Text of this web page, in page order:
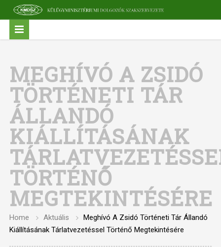
MEGHÍVÓ A ZSIDÓ
TÖRTÉNETI TÁR
ÁLLANDÓ
KIÁLLÍTÁSÁNAK
TÖRTÉNŐ
MEGTEKINTÉSÉRE
Home Aktuális
Meghívó A Zsidó Történeti Tár Állandó
Kiállításának Tárlatvezetéssel Történő Megtekintésére